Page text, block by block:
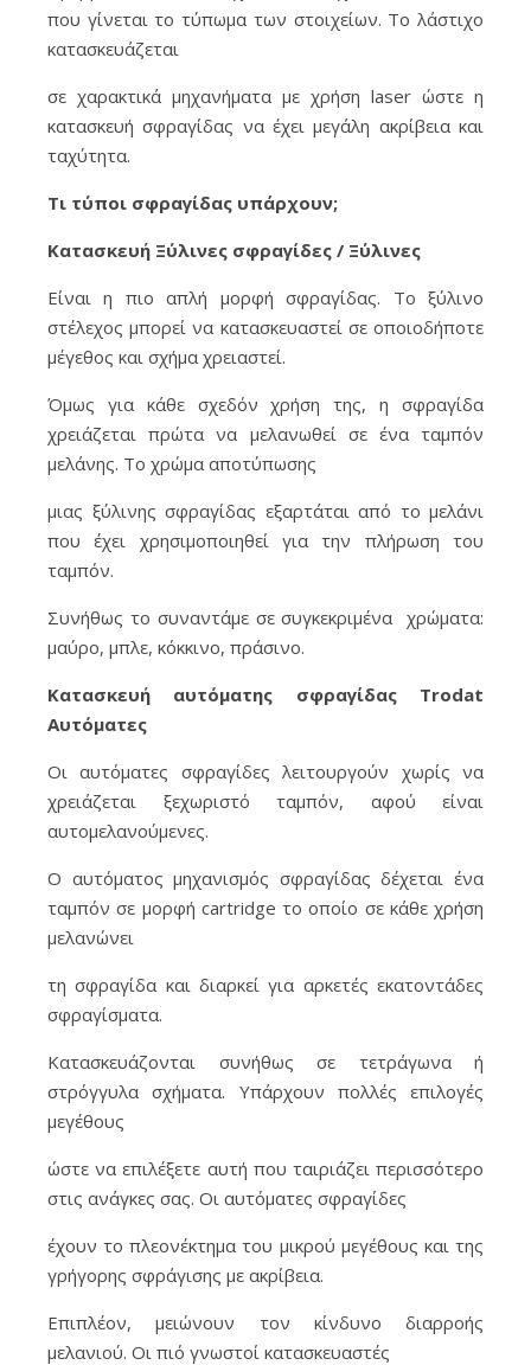
που γίνεται το τύπωμα των στοιχείων. Το λάστιχο
κατασκευάζεται
σε χαρακτικά μηχανήματα με χρήση laser ώστε η
κατασκευή σφραγίδας να έχει μεγάλη ακρίβεια και
ταχύτητα.
Τι τύποι σφραγίδας υπάρχουν;
Κατασκευή Ξύλινες σφραγίδες / Ξύλινες
Είναι η πιο απλή μορφή σφραγίδας. Το ξύλινο
στέλεχος μπορεί να κατασκευαστεί σε οποιοδήποτε
μέγεθος και σχήμα χρειαστεί.
Όμως για κάθε σχεδόν χρήση της, η σφραγίδα
χρειάζεται πρώτα να μελανωθεί σε ένα ταμπόν
μελάνης. Το χρώμα αποτύπωσης
μιας ξύλινης σφραγίδας εξαρτάται από το μελάνι
που έχει χρησιμοποιηθεί για την πλήρωση του
ταμπόν.
Συνήθως το συναντάμε σε συγκεκριμένα χρώματα:
μαύρο, μπλε, κόκκινο, πράσινο.
Κατασκευή αυτόματης σφραγίδας Trodat
Αυτόματες
Οι αυτόματες σφραγίδες λειτουργούν χωρίς να
χρειάζεται ξεχωριστό ταμπόν, αφού είναι
αυτομελανούμενες.
Ο αυτόματος μηχανισμός σφραγίδας δέχεται ένα
ταμπόν σε μορφή cartridge το οποίο σε κάθε χρήση
μελανώνει
τη σφραγίδα και διαρκεί για αρκετές εκατοντάδες
σφραγίσματα.
Κατασκευάζονται συνήθως σε τετράγωνα ή
στρόγγυλα σχήματα. Υπάρχουν πολλές επιλογές
μεγέθους
ώστε να επιλέξετε αυτή που ταιριάζει περισσότερο
στις ανάγκες σας. Οι αυτόματες σφραγίδες
έχουν το πλεονέκτημα του μικρού μεγέθους και της
γρήγορης σφράγισης με ακρίβεια.
Επιπλέον, μειώνουν τον κίνδυνο διαρροής
μελανιού. Οι πιό γνωστοί κατασκευαστές